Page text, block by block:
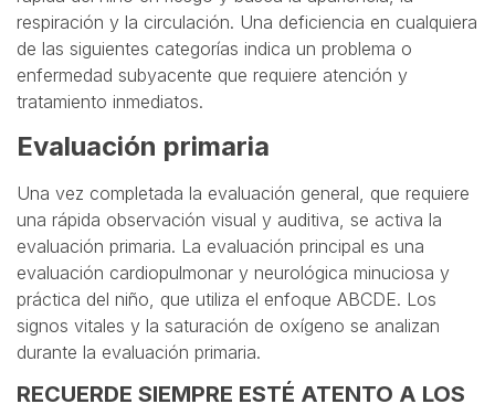
respiración y la circulación. Una deficiencia en cualquiera
de las siguientes categorías indica un problema o
enfermedad subyacente que requiere atención y
tratamiento inmediatos.
Evaluación primaria
Una vez completada la evaluación general, que requiere
una rápida observación visual y auditiva, se activa la
evaluación primaria. La evaluación principal es una
evaluación cardiopulmonar y neurológica minuciosa y
práctica del niño, que utiliza el enfoque ABCDE. Los
signos vitales y la saturación de oxígeno se analizan
durante la evaluación primaria.
RECUERDE SIEMPRE ESTÉ ATENTO A LOS